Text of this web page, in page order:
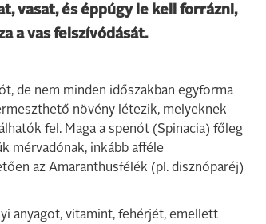
vasat, és éppúgy le kell forrázni,
a vas felszívódását.
de nem minden időszakban egyforma
növény létezik, melyeknek
fel. Maga a spenót (Spinacia) főleg
mérvadónak, inkább afféle
az Amaranthusfélék (pl. disznóparéj)
anyagot, vitamint, fehérjét, emellett